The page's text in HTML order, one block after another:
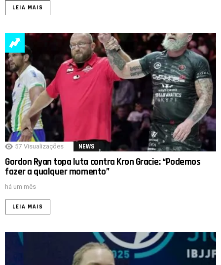
LEIA MAIS
57 Visualizações NEWS
Gordon Ryan topa luta contra Kron Gracie: “Podemos
fazer a qualquer momento”
há um mês
LEIA MAIS